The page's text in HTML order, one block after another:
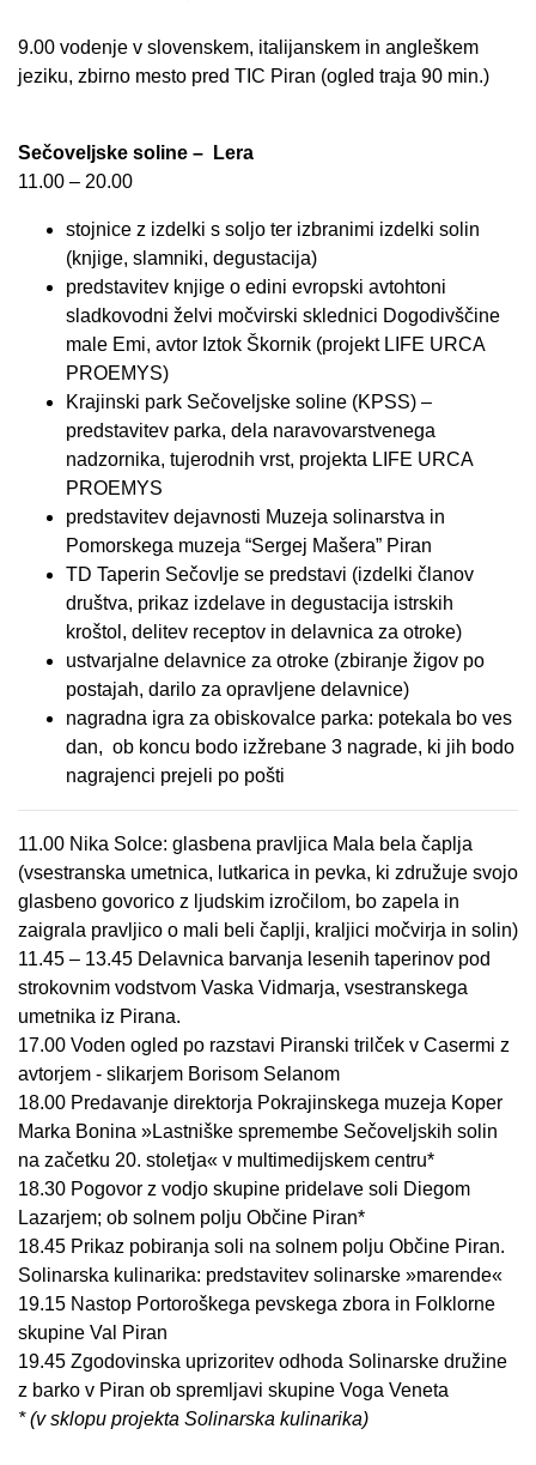
9.00 vodenje v slovenskem, italijanskem in angleškem
jeziku, zbirno mesto pred TIC Piran (ogled traja 90 min.)
Sečoveljske soline – Lera
11.00 – 20.00
stojnice z izdelki s soljo ter izbranimi izdelki solin
(knjige, slamniki, degustacija)
predstavitev knjige o edini evropski avtohtoni
sladkovodni želvi močvirski sklednici Dogodivščine
male Emi, avtor Iztok Škornik (projekt LIFE URCA
PROEMYS)
Krajinski park Sečoveljske soline (KPSS) –
predstavitev parka, dela naravovarstvenega
nadzornika, tujerodnih vrst, projekta LIFE URCA
PROEMYS
predstavitev dejavnosti Muzeja solinarstva in
Pomorskega muzeja “Sergej Mašera” Piran
TD Taperin Sečovlje se predstavi (izdelki članov
društva, prikaz izdelave in degustacija istrskih
kroštol, delitev receptov in delavnica za otroke)
ustvarjalne delavnice za otroke (zbiranje žigov po
postajah, darilo za opravljene delavnice)
nagradna igra za obiskovalce parka: potekala bo ves
dan, ob koncu bodo izžrebane 3 nagrade, ki jih bodo
nagrajenci prejeli po pošti
11.00 Nika Solce: glasbena pravljica Mala bela čaplja
(vsestranska umetnica, lutkarica in pevka, ki združuje svojo
glasbeno govorico z ljudskim izročilom, bo zapela in
zaigrala pravljico o mali beli čaplji, kraljici močvirja in solin)
11.45 – 13.45 Delavnica barvanja lesenih taperinov pod
strokovnim vodstvom Vaska Vidmarja, vsestranskega
umetnika iz Pirana.
17.00 Voden ogled po razstavi Piranski trilček v Casermi z
avtorjem - slikarjem Borisom Selanom
18.00 Predavanje direktorja Pokrajinskega muzeja Koper
Marka Bonina »Lastniške spremembe Sečoveljskih solin
na začetku 20. stoletja« v multimedijskem centru*
18.30 Pogovor z vodjo skupine pridelave soli Diegom
Lazarjem; ob solnem polju Občine Piran*
18.45 Prikaz pobiranja soli na solnem polju Občine Piran.
Solinarska kulinarika: predstavitev solinarske »marende«
19.15 Nastop Portoroškega pevskega zbora in Folklorne
skupine Val Piran
19.45 Zgodovinska uprizoritev odhoda Solinarske družine
z barko v Piran ob spremljavi skupine Voga Veneta
* (v sklopu projekta Solinarska kulinarika)